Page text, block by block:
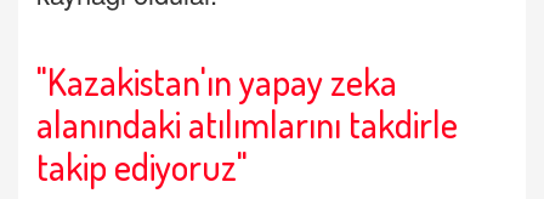
"Kazakistan'ın yapay zeka
alanındaki atılımlarını takdirle
takip ediyoruz"